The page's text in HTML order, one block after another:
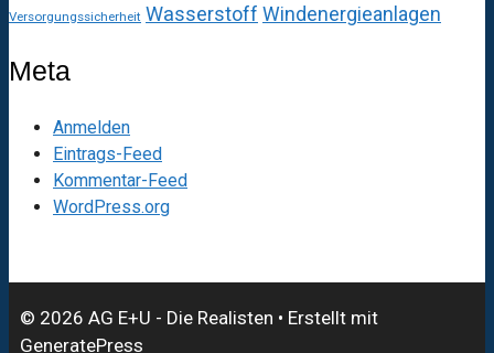
Versorgungssicherheit Wasserstoff Windenergieanlagen
Meta
Anmelden
Eintrags-Feed
Kommentar-Feed
WordPress.org
© 2026 AG E+U - Die Realisten • Erstellt mit
GeneratePress